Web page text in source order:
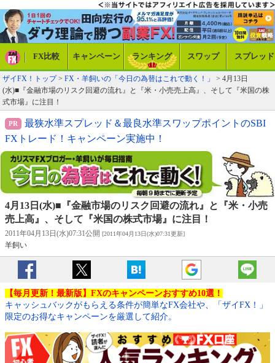
FX比較 キャンペーン ランキング スワップ スプレッド
ザイFX！トップ> FX・羊飼いの「今日の為替はこれで動く！」
> 4月13日
(水)■『金融市場のリスク回避の流れ』と『米・小売売上高』、そして『米国の株
式市場』に注目！
最狭水準スプレッド＆最良水準スワップポイントのSBI
FXトレード！キャンペーン実施中！
4月13日(水)■『金融市場のリスク回避の流れ』と『米・小売
売上高』、そして『米国の株式市場』に注目！
2011年04月13日(水)07:31公開 [2011年04月13日(水)07:31更新]
羊飼い
【毎月更新！最新版】FXのキャンペーンおすすめ10選！
キャッシュバックがもらえる条件が簡単なFX会社や、「ザイFX！」
限定のお得なキャンペーンを厳選して紹介。